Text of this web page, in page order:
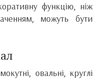
функцію, ніж
можуть бути
овальні, круглі